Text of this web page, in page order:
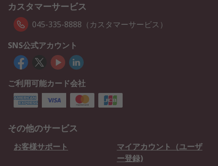
カスタマーサービス
045-335-8888（カスタマーサービス）
SNS公式アカウント
ご利用可能カード会社
その他のサービス
お客様サポート
マイアカウント（ユーザ
ー登録)